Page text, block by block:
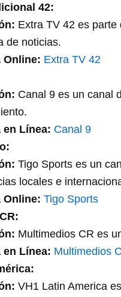
42:
Extra TV 42 es
de noticias.
Online: Extra TV 42
Canal 9 es un canal
en Línea: Canal 9
Tigo Sports es un
locales e
Online: Tigo Sports
Multimedios CR es
en Línea: Multimedios
VH1 Latin America